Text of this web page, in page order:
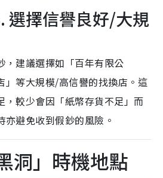
選擇信譽良好/大規
，建議選擇如「百年有限公
」等大規模/高信譽的找換店。這
，較少會因「紙幣存貨不足」而
亦避免收到假鈔的風險。
洞」時機地點